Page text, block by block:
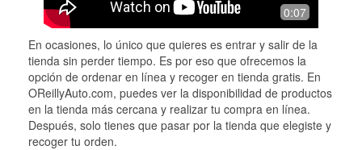
0:07
En ocasiones, lo único que quieres es entrar y salir de la
tienda sin perder tiempo. Es por eso que ofrecemos la
opción de ordenar en línea y recoger en tienda gratis. En
OReillyAuto.com, puedes ver la disponibilidad de productos
en la tienda más cercana y realizar tu compra en línea.
Después, solo tienes que pasar por la tienda que elegiste y
recoger tu orden.